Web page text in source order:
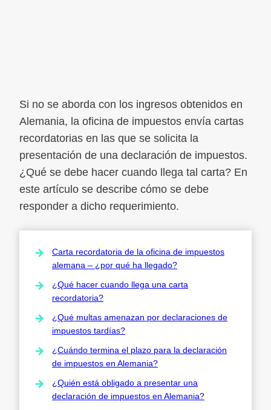
Si no se aborda con los ingresos obtenidos en
Alemania, la oficina de impuestos envía cartas
recordatorias en las que se solicita la
presentación de una declaración de impuestos.
¿Qué se debe hacer cuando llega tal carta? En
este artículo se describe cómo se debe
responder a dicho requerimiento.
Carta recordatoria de la oficina de impuestos
alemana – ¿por qué ha llegado?
¿Qué hacer cuando llega una carta
recordatoria?
¿Qué multas amenazan por declaraciones de
impuestos tardías?
¿Cuándo termina el plazo para la declaración
de impuestos en Alemania?
¿Quién está obligado a presentar una
declaración de impuestos en Alemania?